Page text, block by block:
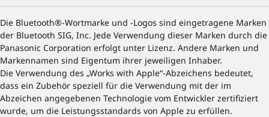
Die Bluetooth®-Wortmarke und -Logos sind eingetragene Marken
der Bluetooth SIG, Inc. Jede Verwendung dieser Marken durch die
Panasonic Corporation erfolgt unter Lizenz. Andere Marken und
Markennamen sind Eigentum ihrer jeweiligen Inhaber.
Die Verwendung des „Works with Apple“-Abzeichens bedeutet,
dass ein Zubehör speziell für die Verwendung mit der im
Abzeichen angegebenen Technologie vom Entwickler zertifiziert
wurde, um die Leistungsstandards von Apple zu erfüllen.